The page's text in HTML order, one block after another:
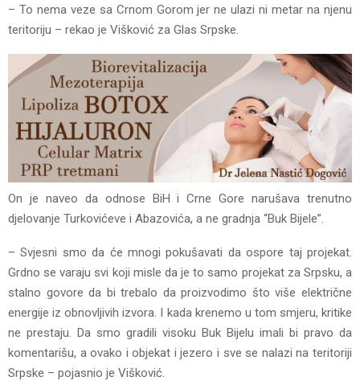
– To nema veze sa Crnom Gorom jer ne ulazi ni metar na njenu
teritoriju – rekao je Višković za Glas Srpske.
On je naveo da odnose BiH i Crne Gore narušava trenutno
djelovanje Turkovićeve i Abazovića, a ne gradnja “Buk Bijele”.
– Svjesni smo da će mnogi pokušavati da ospore taj projekat.
Grdno se varaju svi koji misle da je to samo projekat za Srpsku, a
stalno govore da bi trebalo da proizvodimo što više električne
energije iz obnovljivih izvora. I kada krenemo u tom smjeru, kritike
ne prestaju. Da smo gradili visoku Buk Bijelu imali bi pravo da
komentarišu, a ovako i objekat i jezero i sve se nalazi na teritoriji
Srpske – pojasnio je Višković.